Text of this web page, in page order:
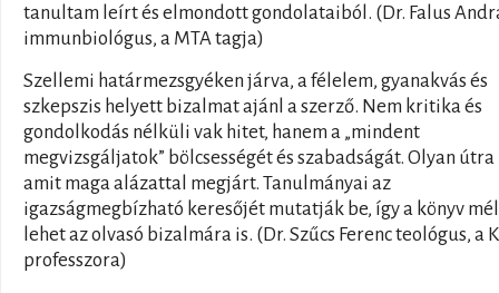
tanultam leírt és elmondott gondolataiból. (Dr. Falus
immunbiológus, a MTA tagja)
Szellemi határmezsgyéken járva, a félelem, gyanakvás és
szkepszis helyett bizalmat ajánl a szerző. Nem kritika és
gondolkodás nélküli vak hitet, hanem a „mindent
megvizsgáljatok” bölcsességét és szabadságát. Olyan útra
amit maga alázattal megjárt. Tanulmányai az
igazságmegbízható keresőjét mutatják be, így a könyv
lehet az olvasó bizalmára is. (Dr. Szűcs Ferenc teológus, a
professzora)